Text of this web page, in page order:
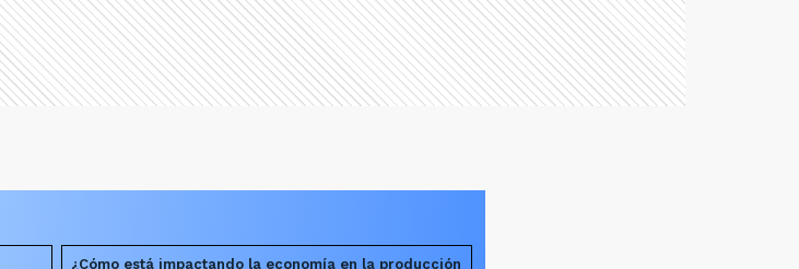
¿Cómo está impactando la economía en la producción